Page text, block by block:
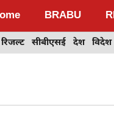
BRABU
रिजल्ट सीबीएसई देश विदेश